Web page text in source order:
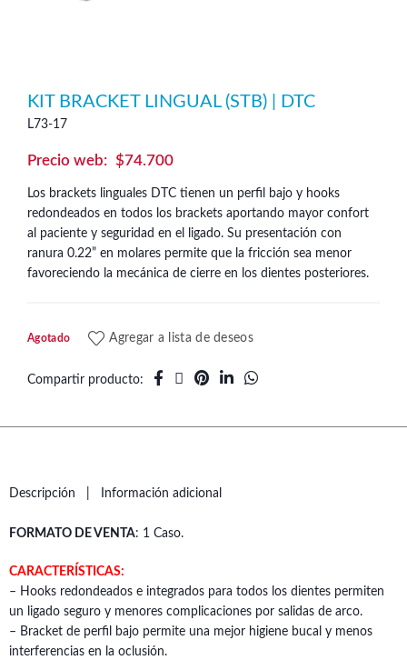
KIT BRACKET LINGUAL (STB) | DTC
L73-17
$74.700
Los brackets linguales DTC tienen un perfil bajo y hooks
redondeados en todos los brackets aportando mayor confort
al paciente y seguridad en el ligado. Su presentación con
ranura 0.22” en molares permite que la fricción sea menor
favoreciendo la mecánica de cierre en los dientes posteriores.
Agotado Agregar a lista de deseos
Compartir producto
Descripción Información adicional
FORMATO DE VENTA: 1 Caso.
CARACTERÍSTICAS:
– Hooks redondeados e integrados para todos los dientes permiten
un ligado seguro y menores complicaciones por salidas de arco.
– Bracket de perfil bajo permite una mejor higiene bucal y menos
interferencias en la oclusión.